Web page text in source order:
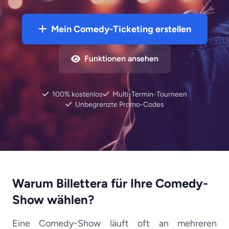
Mein Comedy-Ticketing erstellen
Funktionen ansehen
100% kostenlos
Multi-Termin-Tourneen
Unbegrenzte Promo-Codes
Warum Billettera für Ihre Comedy-
Show wählen?
Eine Comedy-Show läuft oft an mehreren